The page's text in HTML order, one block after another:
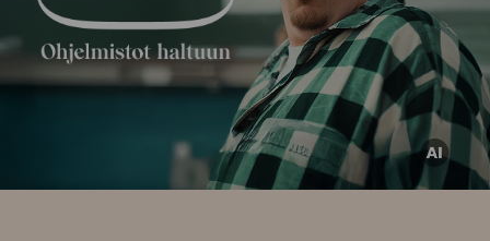
Ajankohtaista
Ominaisuudet
Tapahtumakalenteri